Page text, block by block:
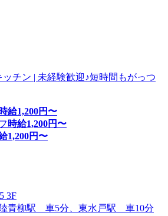
ッチン | 未経験歓迎♪短時間もがっつ
時給1,200円〜
時給1,200円〜
1,200円〜
3F
青柳駅 車5分、東水戸駅 車10分